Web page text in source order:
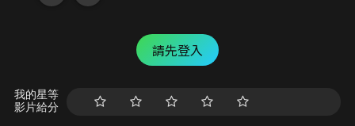
請先登入
我的星等
影片給分